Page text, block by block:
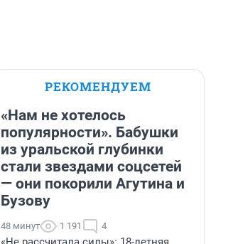
РЕКОМЕНДУЕМ
«Нам не хотелось
популярности». Бабушки
из уральской глубинки
стали звездами соцсетей
— они покорили Агутина и
Бузову
48 минут 1 191 4